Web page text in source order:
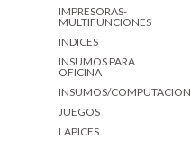
IMPRESORAS-
MULTIFUNCIONES
INDICES
INSUMOS PARA
OFICINA
INSUMOS/COMPUTACION
JUEGOS
LAPICES